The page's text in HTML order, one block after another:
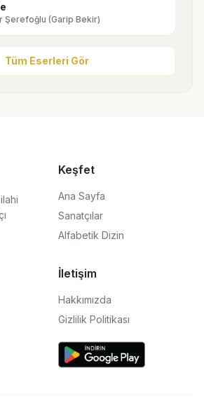
Şerefoğlu (Garip Bekir)
Tüm Eserleri Gör
Keşfet
Ana Sayfa
Sanatçılar
Alfabetik Dizin
İletişim
Hakkımızda
Gizlilik Politikası